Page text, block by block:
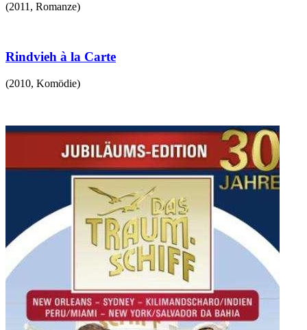
(2011 , Romanze)
Rindvieh à la Carte
(2010, Komödie)